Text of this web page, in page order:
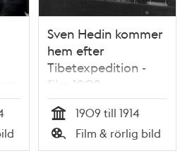
Sven Hedin kommer
hem efter
Tibetexpedition -
film 1909
Tid
1909 till 1914
Typ
Film & rörlig bild